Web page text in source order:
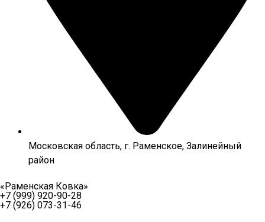
Московская область, г. Раменское, Залинейный
район
«Раменская Ковка»
+7 (999) 920-90-28
+7 (926) 073-31-46